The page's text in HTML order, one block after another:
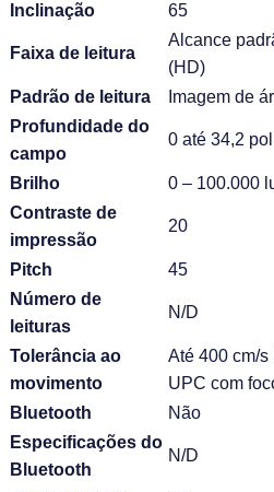
Inclinação 65
Faixa de leitura
Alcance
(HD)
Padrão de leitura
Imagem de
Profundidade do
campo
0 até 34,2
Brilho
0 – 100.000
Contraste de
impressão
20
Pitch
45
Número de
leituras
N/D
Tolerância ao
movimento
Até 400 cm/s
UPC com
Bluetooth
Não
Especificações do
Bluetooth
N/D